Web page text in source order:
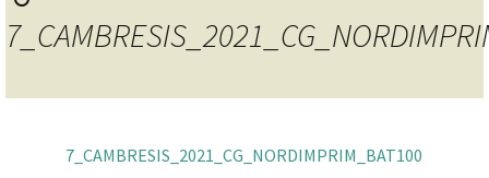
7_CAMBRESIS_2021_CG_NORDIMPRIM_BAT100